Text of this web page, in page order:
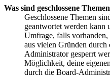
Was sind geschlossene
Geschlossene Themen
geantwortet werden kann
Umfrage, falls
aus vielen Gründen durch
Administrator gesperrt
Möglichkeit, deine
durch die Board-